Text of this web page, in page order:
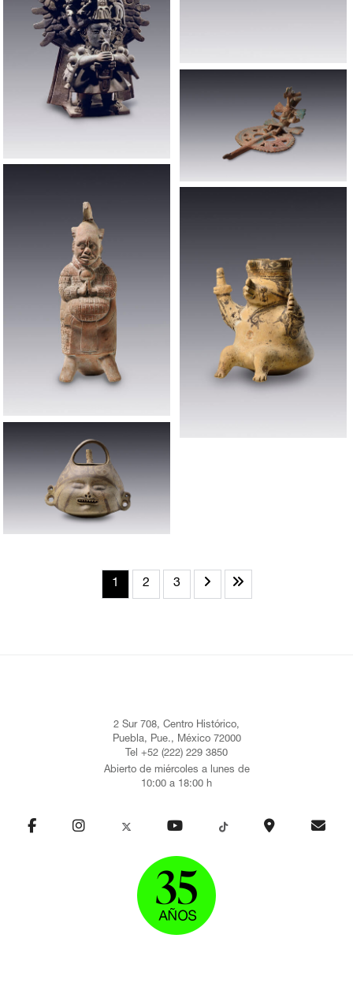
1 2 3
2 Sur 708, Centro Histórico,
Puebla, Pue., México 72000
Tel +52 (222) 229 3850
Abierto de miércoles a lunes de
10:00 a 18:00 h